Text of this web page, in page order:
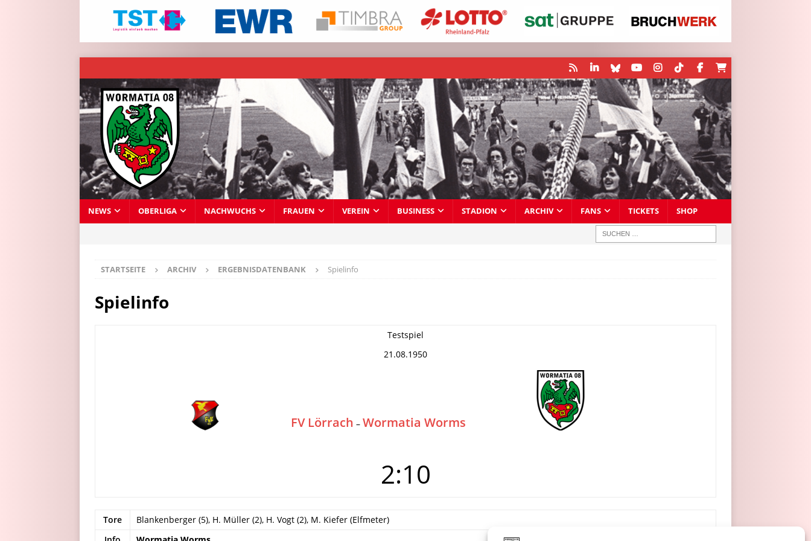
NEWS OBERLIGA NACHWUCHS FRAUEN VEREIN BUSINESS STADION ARCHIV FANS TICKETS SHOP
STARTSEITE ARCHIV ERGEBNISDATENBANK Spielinfo
Spielinfo
Testspiel
21.08.1950
FV Lörrach – Wormatia Worms
2:10
Tore
Blankenberger (5), H. Müller (2), H. Vogt (2), M. Kiefer (Elfmeter)